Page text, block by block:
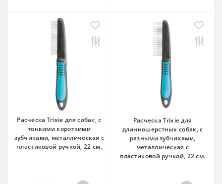
Расческа Trixie для собак, с
тонкими короткими
зубчиками, металлическая с
пластиковой ручкой, 22 см.
Расческа Trixie для
длинношерстных собак, с
разными зубчиками,
металлическая с
пластиковой ручкой, 22 см.